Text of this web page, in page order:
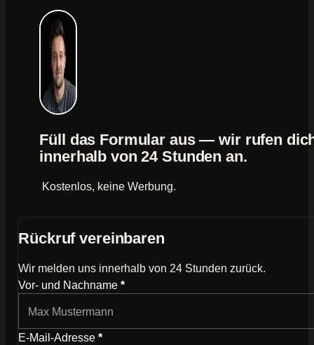
Rückruf vereinbaren
Wir melden uns innerhalb von 24 Stunden zurück.
Wie können wir dich kontaktieren?
Vor- und Nachname *
E-Mail-Adresse *
Füll das Formular aus — wir rufen
innerhalb von 24 Stunden an.
Kostenlos, keine Werbung.